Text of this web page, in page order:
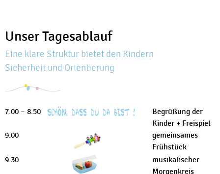
Unser Tagesablauf
Eine klare Struktur bietet den Kindern
Sicherheit und Orientierung
7.00 – 8.50
Begrüßung der
Kinder + Freispiel
9.00
gemeinsames
Frühstück
9.30
musikalischer
Morgenkreis